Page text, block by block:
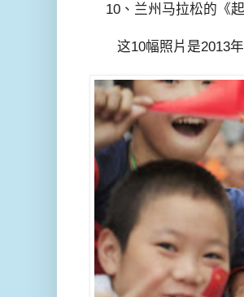
10、兰州马拉松的《起
这10幅照片是2013年